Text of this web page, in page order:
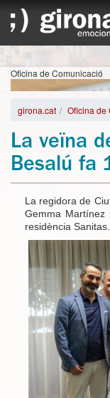
Oficina de Comunicació
girona.cat Oficina de
La veïna
Besalú fa
La regidora de
Gemma Martínez
residència Sanitas.